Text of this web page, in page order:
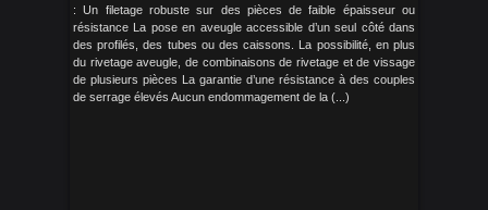
: Un filetage robuste sur des pièces de faible épaisseur ou
résistance La pose en aveugle accessible d’un seul côté dans
des profilés, des tubes ou des caissons. La possibilité, en plus
du rivetage aveugle, de combinaisons de rivetage et de vissage
de plusieurs pièces La garantie d’une résistance à des couples
de serrage élevés Aucun endommagement de la (...)